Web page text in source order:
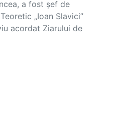
a fost șef de
„Ioan Slavici”
acordat Ziarului de